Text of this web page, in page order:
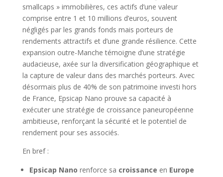
smallcaps » immobilières, ces actifs d’une valeur
comprise entre 1 et 10 millions d’euros, souvent
négligés par les grands fonds mais porteurs de
rendements attractifs et d’une grande résilience. Cette
expansion outre-Manche témoigne d’une stratégie
audacieuse, axée sur la diversification géographique et
la capture de valeur dans des marchés porteurs. Avec
désormais plus de 40% de son patrimoine investi hors
de France, Epsicap Nano prouve sa capacité à
exécuter une stratégie de croissance paneuropéenne
ambitieuse, renforçant la sécurité et le potentiel de
rendement pour ses associés.
En bref :
Epsicap Nano renforce sa croissance en Europe